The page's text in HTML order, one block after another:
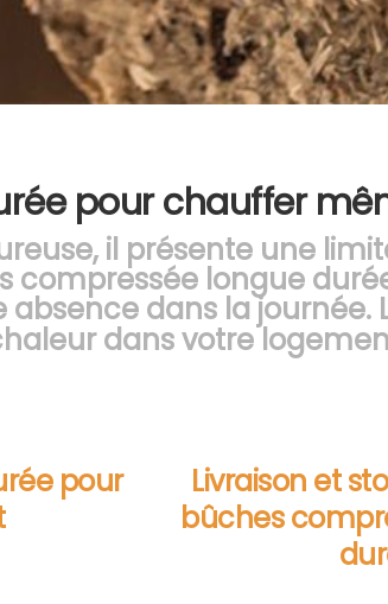
pour chauffer
il présente une
compressée longue
dans la journée.
dans votre
pour
Livraison et
bûches